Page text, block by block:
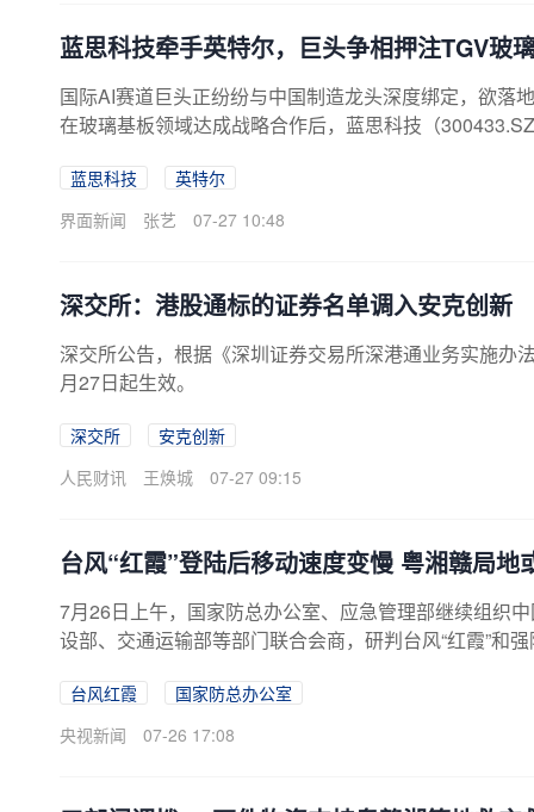
蓝思科技牵手英特尔，巨头争相押注TGV玻
国际AI赛道巨头正纷纷与中国制造龙头深度绑定，欲落
在玻璃基板领域达成战略合作后，蓝思科技（
作备忘录，双方将TGV（玻璃通孔）先进封装作为合作
光加工、金属化通孔沉积及多层互连布线等关键工艺
蓝思科技
英特尔
界面新闻
张艺 07-27 10:48
深交所：港股通标的证券名单调入安克创新
深交所公告，根据《深圳证券交易所深港通业务实施办
月27日起生效。
深交所
安克创新
人民财讯
王焕城 07-27 09:15
台风“红霞”登陆后移动速度变慢 粤湘赣局地
7月26日上午，国家防总办公室、应急管理部继续组织
设部、交通运输部等部门联合会商，研判台风“红霞”和
长、影响范围广，广东、湖南、江西等地局地可能有极
引发山洪和地质灾害，防汛防台风形势严峻复杂。
台风红霞
国家防总办公室
央视新闻
07-26 17:08